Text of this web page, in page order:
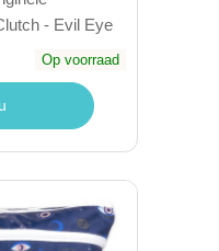
- Evil Eye
Op voorraad